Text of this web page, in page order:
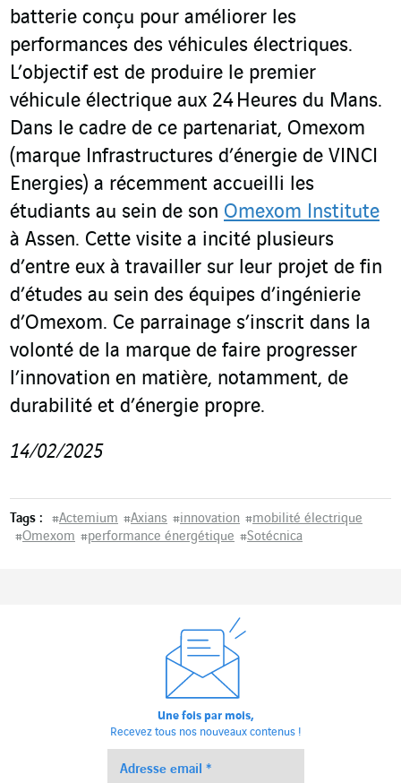
batterie conçu pour améliorer les
performances des véhicules électriques.
L’objectif est de produire le premier
véhicule électrique aux 24 Heures du Mans.
Dans le cadre de ce partenariat, Omexom
(marque Infrastructures d’énergie de VINCI
Energies) a récemment accueilli les
étudiants au sein de son Omexom Institute
à Assen. Cette visite a incité plusieurs
d’entre eux à travailler sur leur projet de fin
d’études au sein des équipes d’ingénierie
d’Omexom. Ce parrainage s’inscrit dans la
volonté de la marque de faire progresser
l’innovation en matière, notamment, de
durabilité et d’énergie propre.
14/02/2025
Tags : #Actemium #Axians #innovation #mobilité électrique
#Omexom #performance énergétique #Sotécnica
Une fois par mois,
Recevez tous nos nouveaux contenus !